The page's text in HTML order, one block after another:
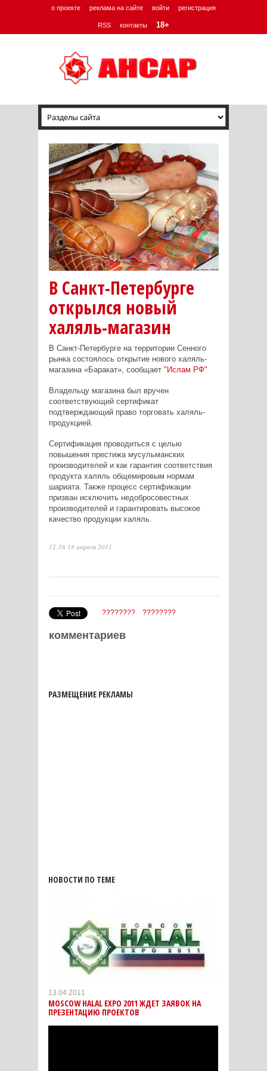
о проекте реклама на сайте войти регистрация
RSS контакты 18+
В Санкт-Петербурге
открылся новый
халяль-магазин
В Санкт-Петербурге на территории Сенного
рынка состоялось открытие нового халяль-
магазина «Баракат», сообщает "Ислам РФ"
Владельцу магазина был вручен
соответствующий сертификат
подтверждающий право торговать халяль-
продукцией.
Сертификация проводиться с целью
повышения престижа мусульманских
производителей и как гарантия соответствия
продукта халяль общемировым нормам
шариата. Также процесс сертификации
призван исключить недобросовестных
производителей и гарантировать высокое
качество продукции халяль.
12:18 18 апреля 2011
???????? ????????
комментариев
РАЗМЕЩЕНИЕ РЕКЛАМЫ
НОВОСТИ ПО ТЕМЕ
13.04.2011
MOSCOW HALAL EXPO 2011 ЖДЕТ ЗАЯВОК НА
ПРЕЗЕНТАЦИЮ ПРОЕКТОВ